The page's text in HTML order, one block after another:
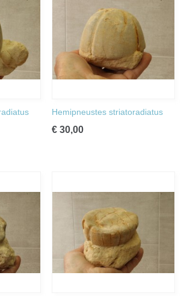
Hemipneustes striatoradiatus
€ 30,00